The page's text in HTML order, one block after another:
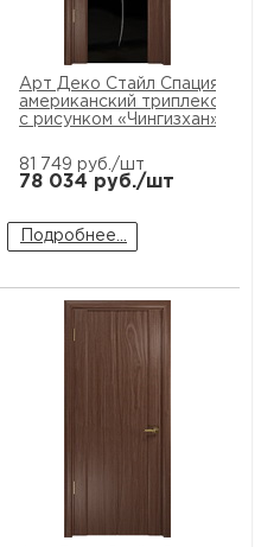
Арт Деко Стайл Спация-3
американский триплекс
с рисунком «Чингизхан»
81 749 руб./шт
78 034 руб./шт
Подробнее...